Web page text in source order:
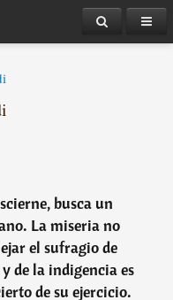
busca un
La miseria no
el sufragio de
de la indigencia es
de su ejercicio.